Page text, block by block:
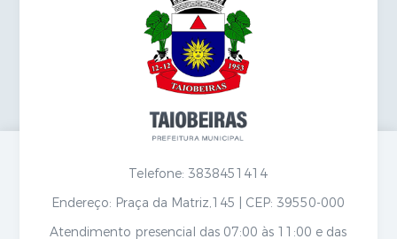
Telefone: 3838451414
Endereço: Praça da Matriz,145 | CEP: 39550-000
Atendimento presencial das 07:00 às 11:00 e das